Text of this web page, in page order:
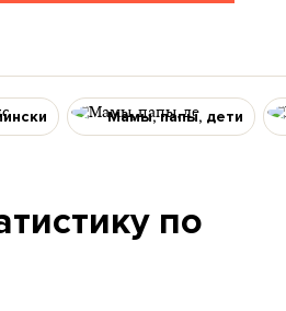
Мамы, папы, дети
по